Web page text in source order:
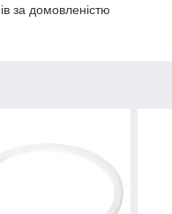
за домовленістю